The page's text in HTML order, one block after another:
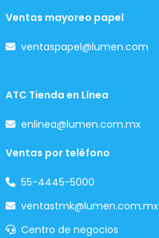
Ventas mayoreo papel
ventaspapel@lumen.com
ATC Tienda en Línea
enlinea@lumen.com.mx
Ventas por teléfono
55-4445-5000
ventastmk@lumen.com.mx
Centro de negocios